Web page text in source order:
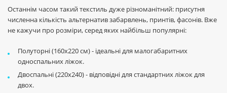
Останнім часом такий текстиль дуже різноманітний: присутня
численна кількість альтернатив забарвлень, принтів, фасонів. Вже
не кажучи про розміри, серед яких найбільш популярні:
Полуторні (160x220 см) - ідеальні для малогабаритних
односпальних ліжок.
Двоспальні (220x240) - відповідні для стандартних ліжок для
двох.